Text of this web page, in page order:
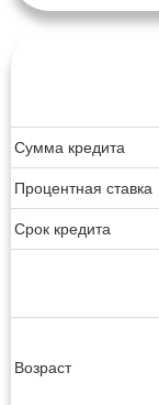
Сумма кредита
Процентная ставка
Срок кредита
Возраст